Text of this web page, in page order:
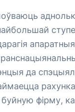
да
буйную фірму,